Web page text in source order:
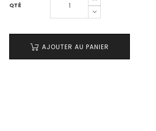
QTÉ
AJOUTER AU PANIER